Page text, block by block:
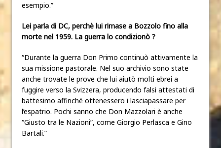
esempio.”
Lei parla di DC, perchè lui rimase a Bozzolo fino alla
morte nel 1959. La guerra lo condizionò ?
“Durante la guerra Don Primo continuò attivamente la
sua missione pastorale. Nel suo archivio sono state
anche trovate le prove che lui aiutò molti ebrei a
fuggire verso la Svizzera, producendo falsi attestati di
battesimo affinché ottenessero i lasciapassare per
l’espatrio. Pochi sanno che Don Mazzolari è anche
“Giusto tra le Nazioni”, come Giorgio Perlasca e Gino
Bartali.”